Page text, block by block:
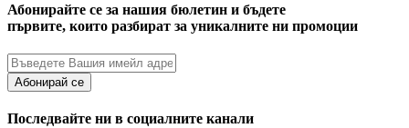
Абонирайте се за нашия бюлетин и бъдете
първите, които разбират за уникалните ни промоции
Абонирай се
Последвайте ни в социалните канали